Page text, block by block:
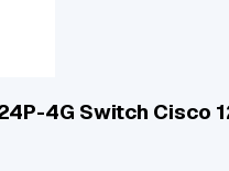
4G Switch Cisco